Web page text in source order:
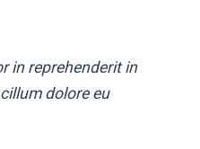
in reprehenderit in
dolore eu